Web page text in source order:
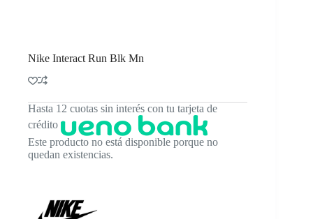
Nike Interact Run Blk Mn
Hasta 12 cuotas sin interés con tu tarjeta de
crédito
Este producto no está disponible porque no
quedan existencias.